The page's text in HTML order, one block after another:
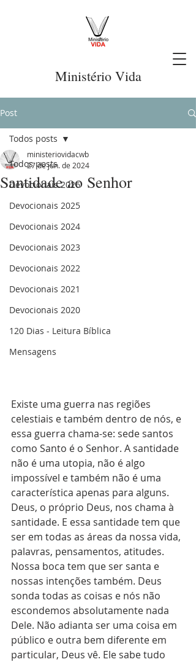
Ministério Vida
Post
Todos posts
Devocionais 2026
Devocionais 2025
Devocionais 2024
Devocionais 2023
Devocionais 2022
Devocionais 2021
Devocionais 2020
120 Dias - Leitura Bíblica
Mensagens
Todos posts
Santidade ao Senhor
ministeriovidacwb
27 de jun. de 2024
Existe uma guerra nas regiões
celestiais e também dentro de nós, e
essa guerra chama-se: sede santos
como Santo é o Senhor. A santidade
não é uma utopia, não é algo
impossível e também não é uma
característica apenas para alguns.
Deus, o próprio Deus, nos chama à
santidade. E essa santidade tem que
ser em todas as áreas da nossa vida,
palavras, pensamentos, atitudes.
Nossa boca tem que ser santa e
nossas intenções também. Deus
sonda todas as coisas e nós não
escondemos absolutamente nada
Dele. Não adianta ser uma coisa em
público e outra bem diferente em
particular, Deus vê. Ele sabe tudo